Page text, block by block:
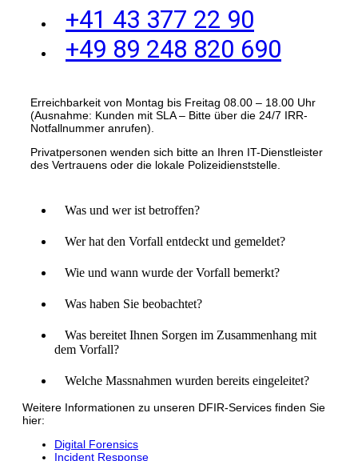
+41 43 377 22 90
+49 89 248 820 690
Erreichbarkeit von Montag bis Freitag 08.00 – 18.00 Uhr
(Ausnahme: Kunden mit SLA – Bitte über die 24/7 IRR-
Notfallnummer anrufen).
Privatpersonen wenden sich bitte an Ihren IT-Dienstleister
des Vertrauens oder die lokale Polizeidienststelle.
Was und wer ist betroffen?
Wer hat den Vorfall entdeckt und gemeldet?
Wie und wann wurde der Vorfall bemerkt?
Was haben Sie beobachtet?
Was bereitet Ihnen Sorgen im Zusammenhang mit
dem Vorfall?
Welche Massnahmen wurden bereits eingeleitet?
Weitere Informationen zu unseren DFIR-Services finden Sie
hier:
Digital Forensics
Incident Response